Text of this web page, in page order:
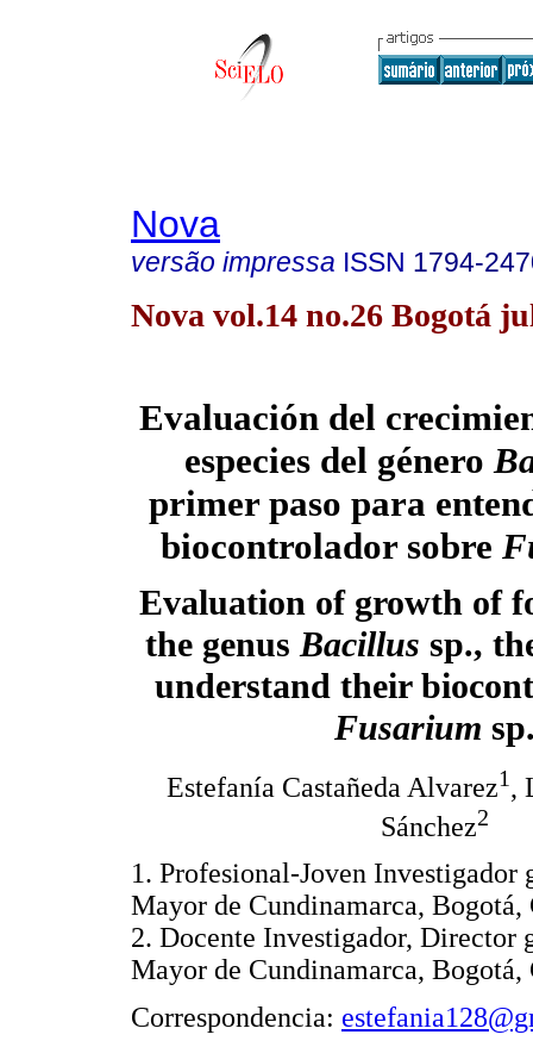
Nova
versão impressa ISSN 1794-
Nova vol.14 no.26 Bogotá
Evaluación del
especies del género
primer paso para
biocontrolador sobre
Evaluation of growth of
the genusBacillus sp.,
understand their
Fusarium
Estefanía Castañeda Alvarez1,
Sánchez2
1. Profesional-Joven
Mayor de Cundinamarca,
2. Docente Investigador,
Mayor de Cundinamarca,
Correspondencia: